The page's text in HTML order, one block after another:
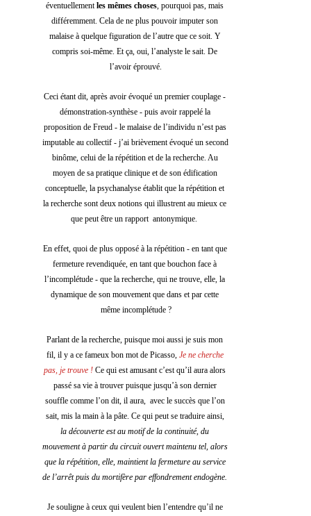
éventuellement les mêmes choses , pourquoi pas, mais
différemment. Cela de ne plus pouvoir imputer son
malaise à quelque figuration de l’autre que ce soit. Y
compris soi-même. Et ça, oui, l’analyste le sait. De
l’avoir éprouvé.
Ceci étant dit, après avoir évoqué un premier couplage -
démonstration-synthèse - puis avoir rappelé la
proposition de Freud - le malaise de l’individu n’est pas
imputable au collectif - j’ai brièvement évoqué un second
binôme, celui de la répétition et de la recherche. Au
moyen de sa pratique clinique et de son édification
conceptuelle, la psychanalyse établit que la répétition et
la recherche sont deux notions qui illustrent au mieux ce
que peut être un rapport  antonymique.
En effet, quoi de plus opposé à la répétition - en tant que
fermeture revendiquée, en tant que bouchon face à
l’incomplétude - que la recherche, qui ne trouve, elle, la
dynamique de son mouvement que dans et par cette
même incomplétude ?
Parlant de la recherche, puisque moi aussi je suis mon
fil, il y a ce fameux bon mot de Picasso, Je ne cherche
pas, je trouve ! Ce qui est amusant c’est qu’il aura alors
passé sa vie à trouver puisque jusqu’à son dernier
souffle comme l’on dit, il aura,  avec le succès que l’on
la découverte est au motif de la continuité, du
mouvement à partir du circuit ouvert maintenu tel, alors
que la répétition, elle, maintient la fermeture au service
Je souligne à ceux qui veulent bien l’entendre qu’il ne